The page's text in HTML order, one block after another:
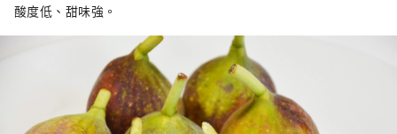
酸度低、甜味強。